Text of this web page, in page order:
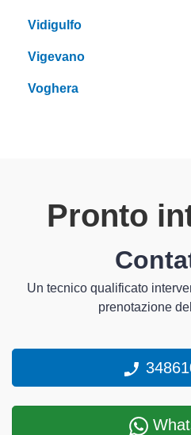
Vidigulfo
Vigevano
Voghera
Pronto
Un tecnico qualificato
prenotazione